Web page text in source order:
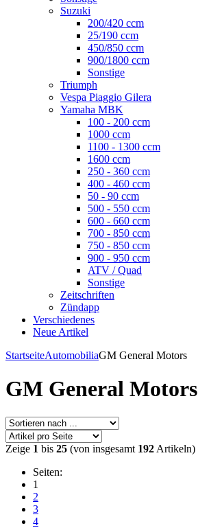
Suzuki
200/420 ccm
25/190 ccm
450/850 ccm
900/1800 ccm
Sonstige
Triumph
Vespa Piaggio Gilera
Yamaha MBK
100 - 200 ccm
1000 ccm
1100 - 1300 ccm
1600 ccm
250 - 360 ccm
400 - 460 ccm
50 - 90 ccm
500 - 550 ccm
600 - 660 ccm
700 - 850 ccm
750 - 850 ccm
900 - 950 ccm
ATV / Quad
Sonstige
Zeitschriften
Zündapp
Verschiedenes
Neue Artikel
StartseiteAutomobiliaGM General Motors
GM General Motors
Zeige 1 bis 25 (von insgesamt 192 Artikeln)
Seiten:
1
2
3
4